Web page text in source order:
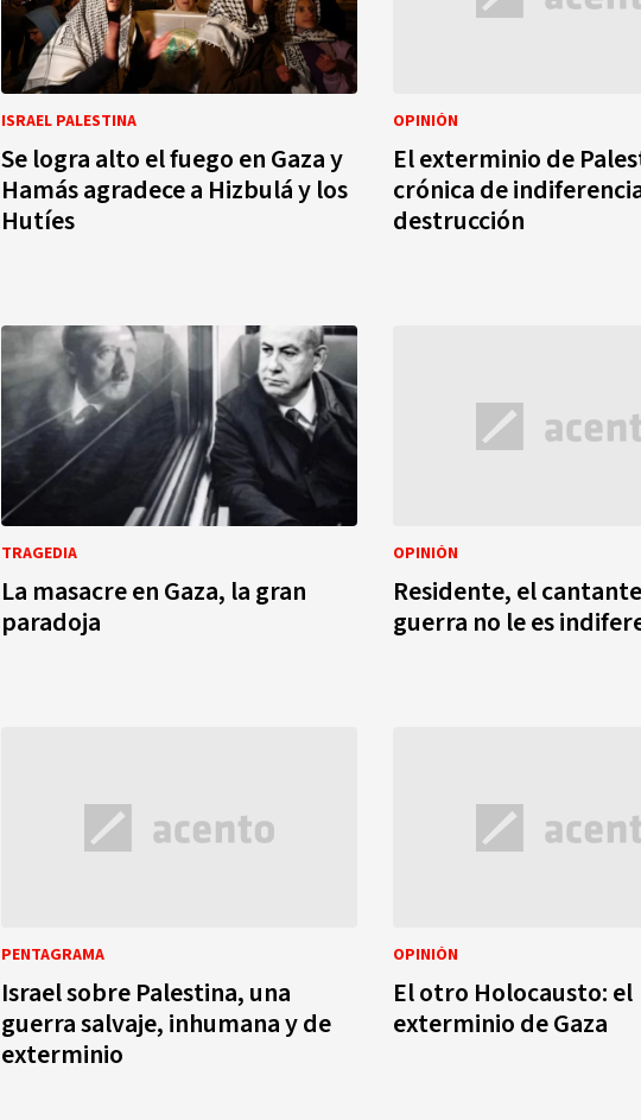
ISRAEL PALESTINA
Se logra alto el fuego en Gaza y
Hamás agradece a Hizbulá y los
Hutíes
OPINIÓN
El exterminio de
crónica de
destrucción
TRAGEDIA
La masacre en Gaza, la gran
paradoja
OPINIÓN
Residente, el
guerra no le es
PENTAGRAMA
Israel sobre Palestina, una
guerra salvaje, inhumana y de
exterminio
OPINIÓN
El otro Holocausto: el
exterminio de Gaza